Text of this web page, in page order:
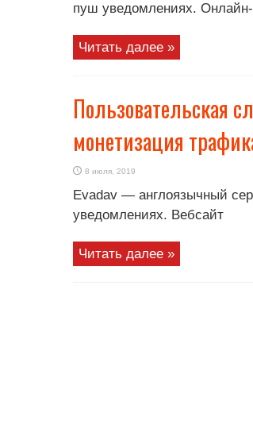
пуш уведомлениях. Онлайн-
Читать далее »
Пользовательская
монетизация
8 июля, 2019
Evadav — англоязычный
уведомлениях. Вебсайт
Читать далее »